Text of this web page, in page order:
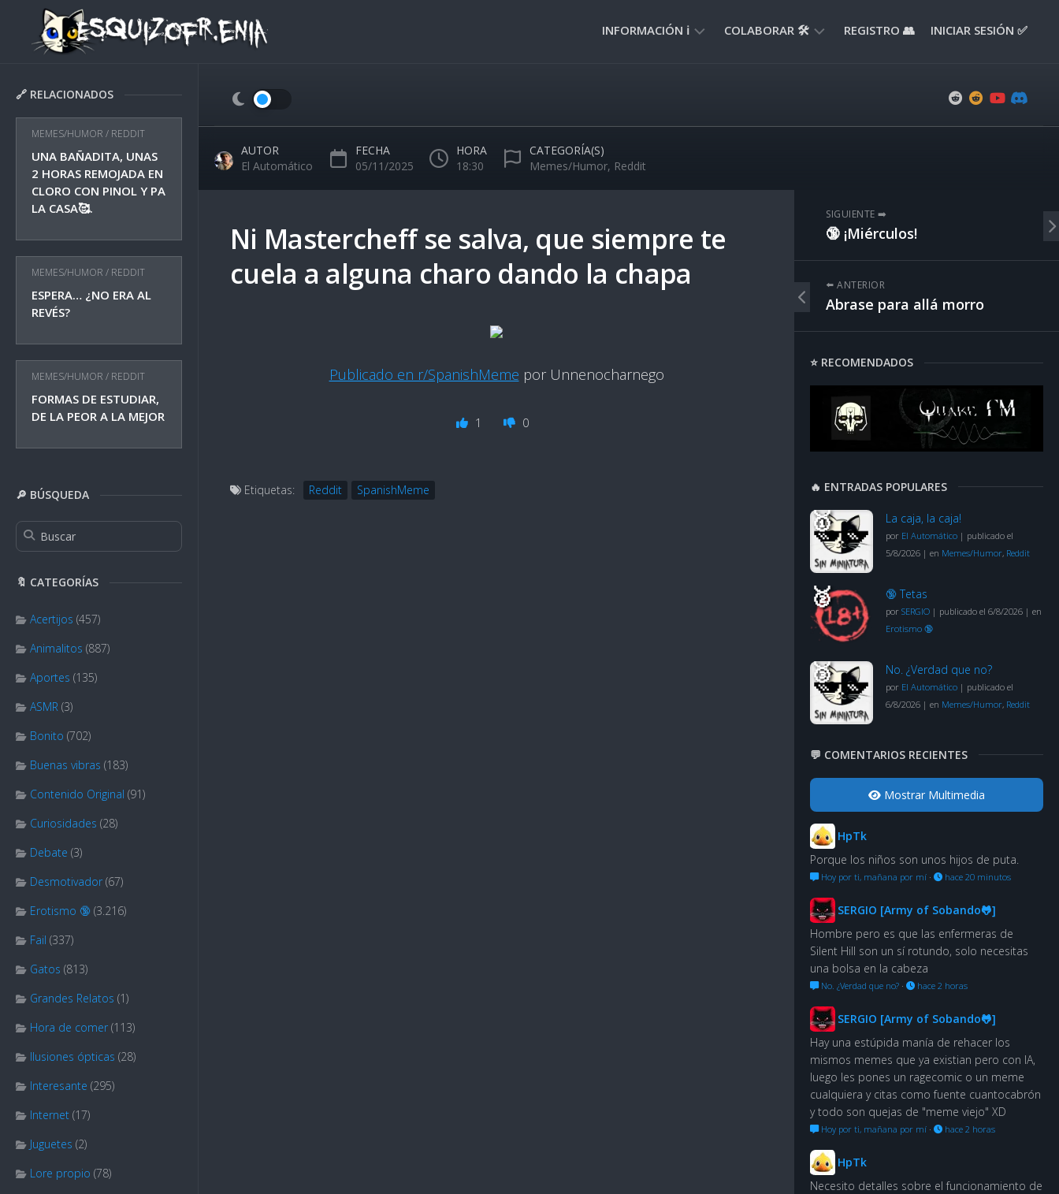
content
INFORMACIÓN ℹ️
NORMAS
USO
🚸
COLABORAR 🛠️ REGISTRO 👥 INICIAR SESIÓN ✅
🔗 RELACIONADOS
MEMES/HUMOR / REDDIT
UNA BAÑADITA, UNAS
2 HORAS REMOJADA EN
CLORO CON PINOL Y PA
LA CASA🥰.
MEMES/HUMOR / REDDIT
ESPERA… ¿NO ERA AL
REVÉS?
MEMES/HUMOR / REDDIT
FORMAS DE ESTUDIAR,
DE LA PEOR A LA MEJOR
🔎 BÚSQUEDA
🔖 CATEGORÍAS
Acertijos (457)
Animalitos (887)
Aportes (135)
ASMR (3)
Bonito (702)
Buenas vibras (183)
Contenido Original (91)
Curiosidades (28)
Debate (3)
Desmotivador (67)
Erotismo 🔞 (3.216)
Fail (337)
Gatos (813)
Grandes Relatos (1)
Hora de comer (113)
Ilusiones ópticas (28)
Interesante (295)
Internet (17)
Juguetes (2)
Lore propio (78)
AUTOR
El Automático
FECHA
05/11/2025
HORA
18:30
CATEGORÍA(S)
Memes/Humor, Reddit
Ni Mastercheff se salva, que siempre te
cuela a alguna charo dando la chapa
Publicado en r/SpanishMeme por Unnenocharnego
1 0
Etiquetas: Reddit SpanishMeme
SIGUIENTE ➡️
🔞 ¡Miérculos!
⬅️ ANTERIOR
Abrase para allá morro
⭐ RECOMENDADOS
🔥 ENTRADAS POPULARES
La caja, la caja!
por El Automático | publicado el
5/8/2026 | en Memes/Humor, Reddit
🔞 Tetas
por SERGIO | publicado el 6/8/2026 | en
Erotismo 🔞
No. ¿Verdad que no?
por El Automático | publicado el
6/8/2026 | en Memes/Humor, Reddit
💬 COMENTARIOS RECIENTES
Mostrar Multimedia
HpTk
Porque los niños son unos hijos de puta.
Hoy por ti, mañana por mí · hace 20 minutos
SERGIO [Army of Sobando🐸]
Hombre pero es que las enfermeras de
Silent Hill son un sí rotundo, solo necesitas
una bolsa en la cabeza
No. ¿Verdad que no? · hace 2 horas
SERGIO [Army of Sobando🐸]
Hay una estúpida manía de rehacer los
mismos memes que ya existian pero con IA,
luego les pones un ragecomic o un meme
cualquiera y citas como fuente cuantocabrón
y todo son quejas de "meme viejo" XD
Hoy por ti, mañana por mí · hace 2 horas
HpTk
Necesito detalles sobre el funcionamiento de